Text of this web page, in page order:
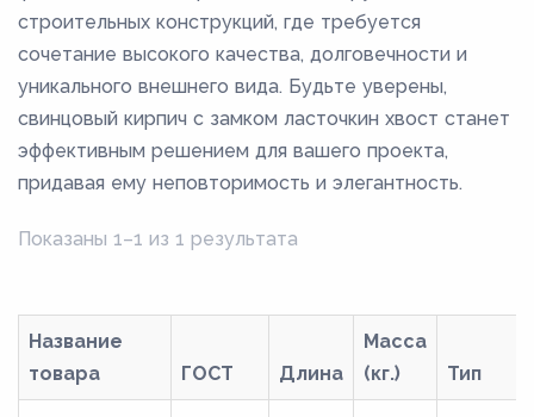
строительных конструкций, где требуется
сочетание высокого качества, долговечности и
уникального внешнего вида. Будьте уверены,
свинцовый кирпич с замком ласточкин хвост станет
эффективным решением для вашего проекта,
придавая ему неповторимость и элегантность.
Показаны 1–1 из 1 результата
Название
товара
ГОСТ Длина
Масса
(кг.)
Тип